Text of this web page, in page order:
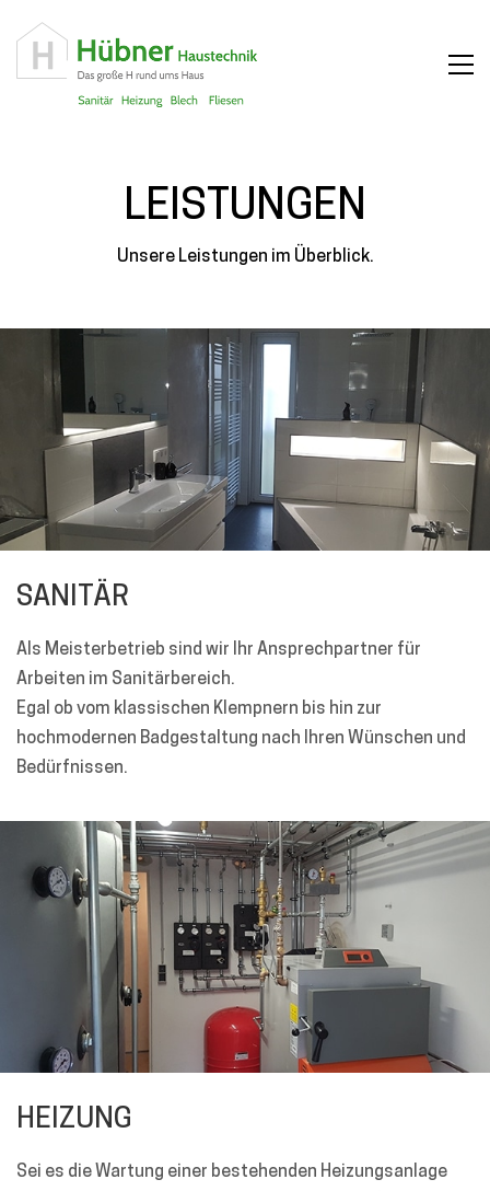
LEISTUNGEN
Unsere Leistungen im Überblick.
SANITÄR
Als Meisterbetrieb sind wir Ihr Ansprechpartner für
Arbeiten im Sanitärbereich.
Egal ob vom klassischen Klempnern bis hin zur
hochmodernen Badgestaltung nach Ihren Wünschen und
Bedürfnissen.
HEIZUNG
Sei es die Wartung einer bestehenden Heizungsanlage